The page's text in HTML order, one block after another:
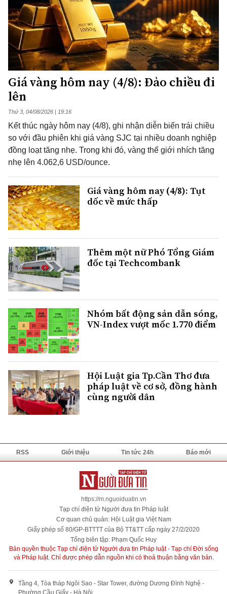
Giá vàng hôm nay (4/8): Đảo chiều đi
lên
Thứ 3, 04/08/2026 | 19:16
Kết thúc ngày hôm nay (4/8), ghi nhận diễn biến trái chiều
so với đầu phiên khi giá vàng SJC tại nhiều doanh nghiệp
đồng loạt tăng nhẹ. Trong khi đó, vàng thế giới nhích tăng
nhẹ lên 4.062,6 USD/ounce.
Giá vàng hôm nay (4/8): Tụt
dốc về mức thấp
Thêm một nữ Phó Tổng Giám
đốc tại Techcombank
Nhóm bất động sản dẫn sóng,
VN-Index vượt mốc 1.770 điểm
Hội Luật gia Tp.Cần Thơ đưa
pháp luật về cơ sở, đồng hành
cùng người dân
RSS Giới thiệu Tin tức 24h Báo mới
https://m.nguoiduatin.vn
Tạp chí điện tử Người đưa tin Pháp luật
Cơ quan chủ quản: Hội Luật gia Việt Nam
Giấy phép số 80/GP-BTTTT của Bộ TT&TT cấp ngày 27/2/2020
Tổng biên tập: Phạm Quốc Huy
Bản quyền thuộc Tạp chí điện tử Người đưa tin Pháp luật - Tạp chí Đời sống
và Pháp luật. Chỉ được phép dẫn nguồn khi có thoả thuận bằng văn bản.
Tầng 4, Tòa tháp Ngôi Sao - Star Tower, đường Dương Đình Nghệ -
Phường Cầu Giấy - Hà Nội